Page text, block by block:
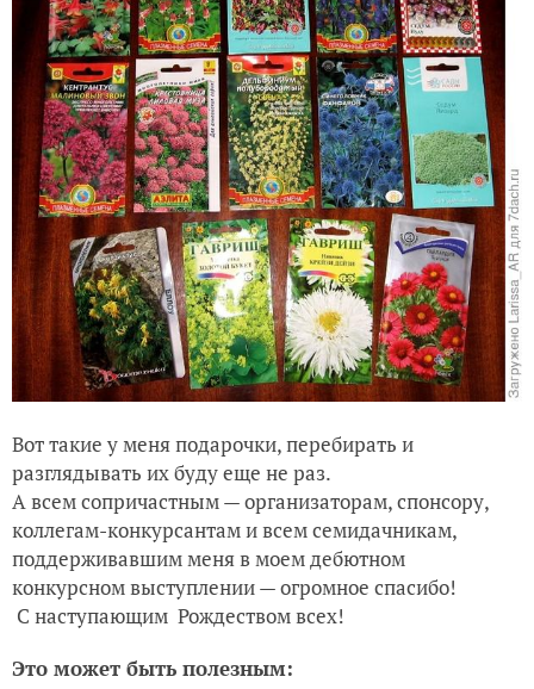
Вот такие у меня подарочки, перебирать и
разглядывать их буду еще не раз.
А всем сопричастным — организаторам, спонсору,
коллегам-конкурсантам и всем семидачникам,
поддерживавшим меня в моем дебютном
конкурсном выступлении — огромное спасибо!
С наступающим Рождеством всех!
Это может быть полезным: